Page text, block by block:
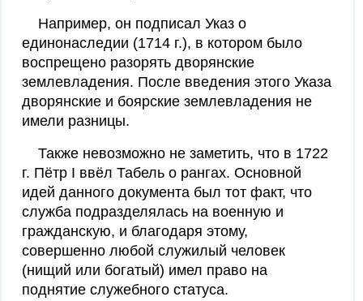
Например, он подписал Указ о
единонаследии (1714 г.), в котором было
воспрещено разорять дворянские
землевладения. После введения этого Указа
дворянские и боярские землевладения не
имели разницы.
Также невозможно не заметить, что в 1722
г. Пётр I ввёл Табель о рангах. Основной
идей данного документа был тот факт, что
служба подразделялась на военную и
гражданскую, и благодаря этому,
совершенно любой служилый человек
(нищий или богатый) имел право на
поднятие служебного статуса.